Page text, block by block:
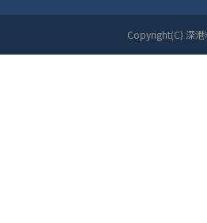
Copyright(C) 深